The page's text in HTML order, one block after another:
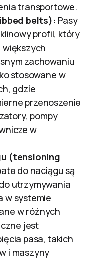
transportowe.
belts): Pasy
profil, który
zachowaniu
stosowane w
gdzie
przenoszenie
pompy
w
(tensioning
do naciągu są
utrzymywania
w systemie
w różnych
jest
pasa, takich
i maszyny